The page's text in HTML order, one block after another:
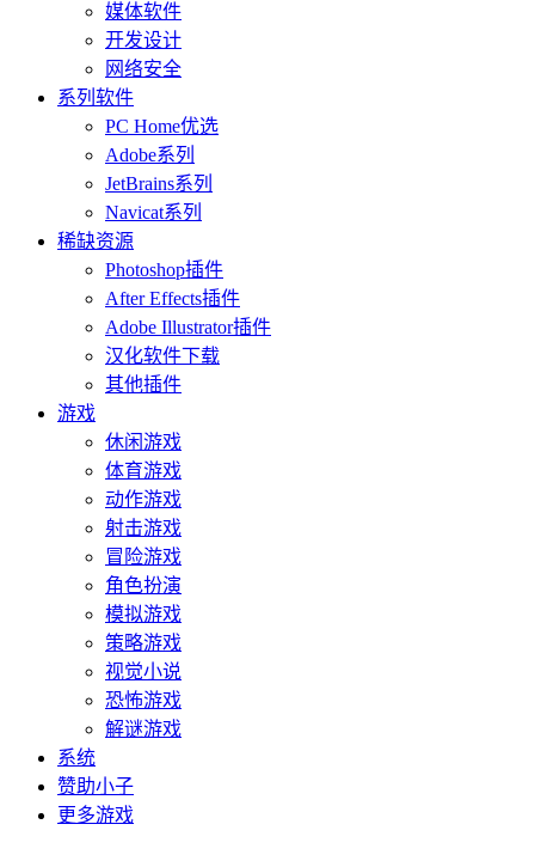
媒体软件
开发设计
网络安全
系列软件
PC Home优选
Adobe系列
JetBrains系列
Navicat系列
稀缺资源
Photoshop插件
After Effects插件
Adobe Illustrator插件
汉化软件下载
其他插件
游戏
休闲游戏
体育游戏
动作游戏
射击游戏
冒险游戏
角色扮演
模拟游戏
策略游戏
视觉小说
恐怖游戏
解谜游戏
系统
赞助小子
更多游戏